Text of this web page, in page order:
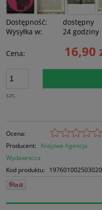
Dostępność:
dostępny
Wysyłka w:
24 godziny
Cena: 16,90
szt.
Ocena:
Producent:
Krajowa Agencja
Wydawnicza
Kod produktu:
197601002503020